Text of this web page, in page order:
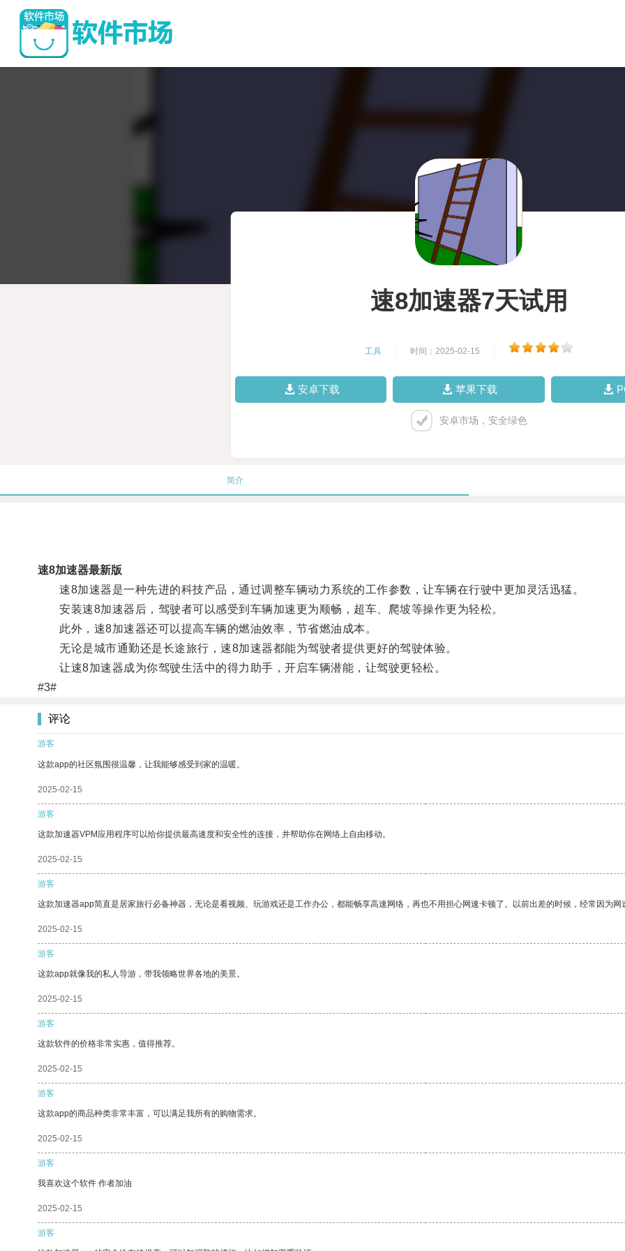
速8加速器7天试用
工具 时间：2025-02-15
安卓下载 苹果下载
安卓市场，安全绿色
简介
速8加速器最新版
速8加速器是一种先进的科技产品，通过调整车辆动力系统的工作参数，让车辆在行驶中更加灵活迅猛。
安装速8加速器后，驾驶者可以感受到车辆加速更为顺畅，超车、爬坡等操作更为轻松。
此外，速8加速器还可以提高车辆的燃油效率，节省燃油成本。
无论是城市通勤还是长途旅行，速8加速器都能为驾驶者提供更好的驾驶体验。
让速8加速器成为你驾驶生活中的得力助手，开启车辆潜能，让驾驶更轻松。
#3#
评论
游客
这款app的社区氛围很温馨，让我能够感受到家的温暖。
2025-02-15
游客
这款加速器VPM应用程序可以给你提供最高速度和安全性的连接，并帮助你在网络上自由移动。
2025-02-15
游客
这款加速器app简直是居家旅行必备神器，无论是看视频、玩游戏还是工作办公，都能畅享高速网络，再也不用担心网速卡顿了。以前出差的时候，经常因为
2025-02-15
游客
这款app就像我的私人导游，带我领略世界各地的美景。
2025-02-15
游客
这款软件的价格非常实惠，值得推荐。
2025-02-15
游客
这款app的商品种类非常丰富，可以满足我所有的购物需求。
2025-02-15
游客
我喜欢这个软件 作者加油
2025-02-15
游客